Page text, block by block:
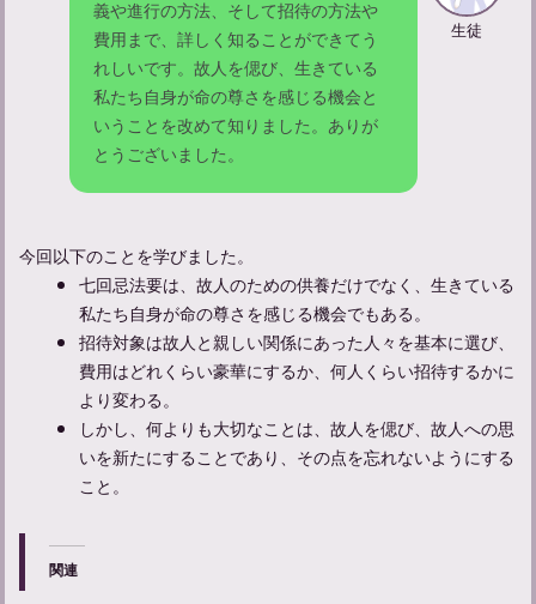
百箇日法要とは？大切な節目の手続きについて知ろう
【一周忌の法要】準備するものや当日の流れについて解説
義や進行の方法、そして招待の方法や
費用まで、詳しく知ることができてう
れしいです。故人を偲び、生きている
私たち自身が命の尊さを感じる機会と
いうことを改めて知りました。ありが
とうございました。
生徒
今回以下のことを学びました。
七回忌法要は、故人のための供養だけでなく、生きている
私たち自身が命の尊さを感じる機会でもある。
招待対象は故人と親しい関係にあった人々を基本に選び、
費用はどれくらい豪華にするか、何人くらい招待するかに
より変わる。
しかし、何よりも大切なことは、故人を偲び、故人への思
いを新たにすることであり、その点を忘れないようにする
こと。
関連